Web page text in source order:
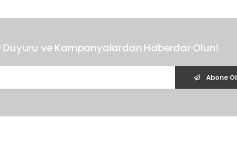
Duyuru ve Kampanyalardan Haberdar Olun!
Abone Ol